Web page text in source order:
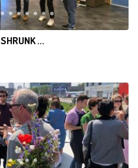
...